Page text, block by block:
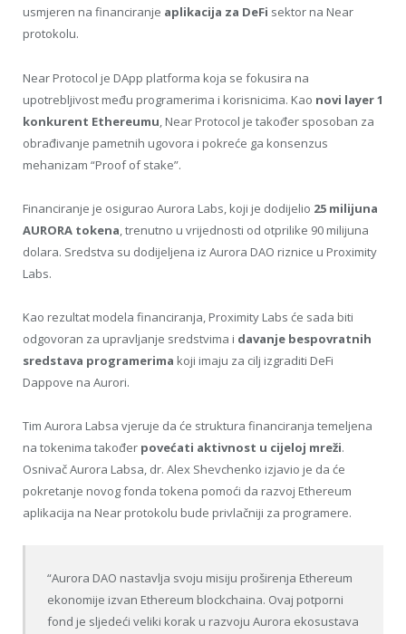
usmjeren na financiranje aplikacija za DeFi sektor na Near
protokolu.
Near Protocol je DApp platforma koja se fokusira na
upotrebljivost među programerima i korisnicima. Kao novi layer 1
konkurent Ethereumu, Near Protocol je također sposoban za
obrađivanje pametnih ugovora i pokreće ga konsenzus
mehanizam “Proof of stake”.
Financiranje je osigurao Aurora Labs, koji je dodijelio 25 milijuna
AURORA tokena, trenutno u vrijednosti od otprilike 90 milijuna
dolara. Sredstva su dodijeljena iz Aurora DAO riznice u Proximity
Labs.
Kao rezultat modela financiranja, Proximity Labs će sada biti
odgovoran za upravljanje sredstvima i davanje bespovratnih
sredstava programerima koji imaju za cilj izgraditi DeFi
Dappove na Aurori.
Tim Aurora Labsa vjeruje da će struktura financiranja temeljena
na tokenima također povećati aktivnost u cijeloj mreži.
Osnivač Aurora Labsa, dr. Alex Shevchenko izjavio je da će
pokretanje novog fonda tokena pomoći da razvoj Ethereum
aplikacija na Near protokolu bude privlačniji za programere.
“Aurora DAO nastavlja svoju misiju proširenja Ethereum
ekonomije izvan Ethereum blockchaina. Ovaj potporni
fond je sljedeći veliki korak u razvoju Aurora ekosustava